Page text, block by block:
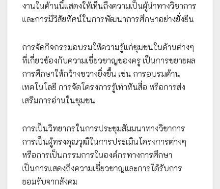
งานในด้านนี้แสดงให้เห็นถึงความเป็นผู้นำทางวิชาการ
และการมีวิสัยทัศน์ในการพัฒนาการศึกษาอย่างยั่งยืน
การจัดกิจกรรมอบรมให้ความรู้แก่ชุมชนในด้านต่างๆ
ที่เกี่ยวข้องกับความเชี่ยวชาญของครู เป็นการขยายผล
การศึกษาให้กว้างขวางยิ่งขึ้น เช่น การอบรมด้าน
เทคโนโลยี การจัดโครงการรู้เท่าทันสื่อ หรือการส่ง
เสริมการอ่านในชุมชน
การเป็นวิทยากรในการประชุมสัมมนาทางวิชาการ
การเป็นผู้ทรงคุณวุฒิในการประเมินโครงการต่างๆ
หรือการเป็นกรรมการในองค์กรทางการศึกษา
เป็นการแสดงถึงความเชี่ยวชาญและการได้รับการ
ยอมรับจากสังคม